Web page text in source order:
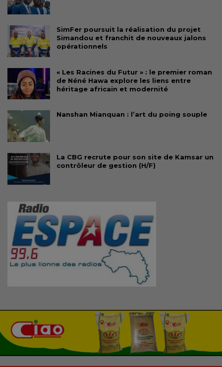
SimFer poursuit la réalisation du projet
Simandou et franchit de nouveaux jalons
opérationnels
« Les Racines du Futur » : le premier roman
de Néné Hawa explore les liens entre
héritage africain et modernité
Nanshan Mianquan : l’art du poing souple
La CBG recrute pour son site de Kamsar un
contrôleur de gestion (H/F)